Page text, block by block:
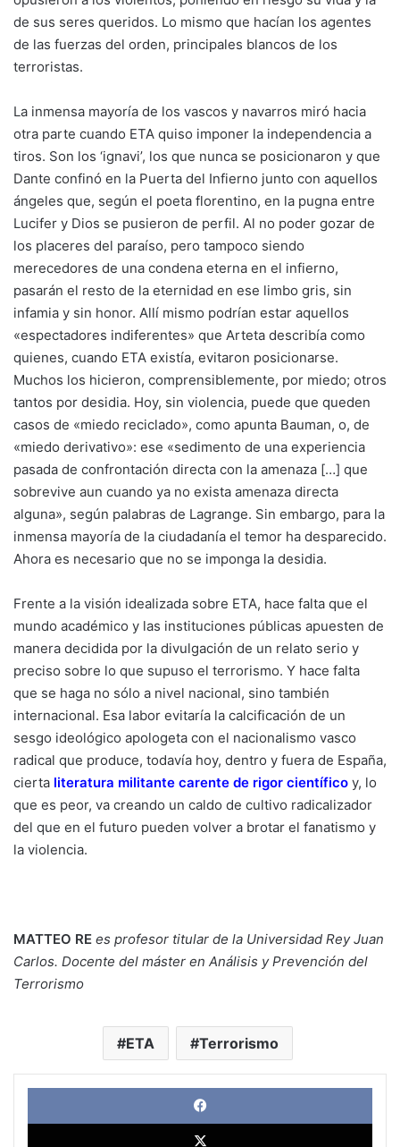
de sus seres queridos. Lo mismo que hacían los agentes
de las fuerzas del orden, principales blancos de los
terroristas.
La inmensa mayoría de los vascos y navarros miró hacia
otra parte cuando ETA quiso imponer la independencia a
tiros. Son los ‘ignavi’, los que nunca se posicionaron y que
Dante confinó en la Puerta del Infierno junto con aquellos
ángeles que, según el poeta florentino, en la pugna entre
Lucifer y Dios se pusieron de perfil. Al no poder gozar de
los placeres del paraíso, pero tampoco siendo
merecedores de una condena eterna en el infierno,
pasarán el resto de la eternidad en ese limbo gris, sin
infamia y sin honor. Allí mismo podrían estar aquellos
«espectadores indiferentes» que Arteta describía como
quienes, cuando ETA existía, evitaron posicionarse.
Muchos los hicieron, comprensiblemente, por miedo; otros
tantos por desidia. Hoy, sin violencia, puede que queden
casos de «miedo reciclado», como apunta Bauman, o, de
«miedo derivativo»: ese «sedimento de una experiencia
pasada de confrontación directa con la amenaza […] que
sobrevive aun cuando ya no exista amenaza directa
alguna», según palabras de Lagrange. Sin embargo, para la
inmensa mayoría de la ciudadanía el temor ha desparecido.
Ahora es necesario que no se imponga la desidia.
Frente a la visión idealizada sobre ETA, hace falta que el
mundo académico y las instituciones públicas apuesten de
manera decidida por la divulgación de un relato serio y
preciso sobre lo que supuso el terrorismo. Y hace falta
que se haga no sólo a nivel nacional, sino también
internacional. Esa labor evitaría la calcificación de un
sesgo ideológico apologeta con el nacionalismo vasco
radical que produce, todavía hoy, dentro y fuera de España,
cierta literatura militante carente de rigor científico y, lo
que es peor, va creando un caldo de cultivo radicalizador
del que en el futuro pueden volver a brotar el fanatismo y
la violencia.
MATTEO RE es profesor titular de la Universidad Rey Juan
Carlos. Docente del máster en Análisis y Prevención del
Terrorismo
ETA Terrorismo
X